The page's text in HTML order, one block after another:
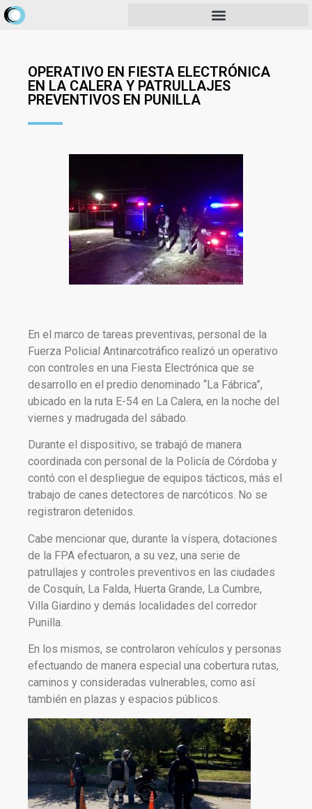
OPERATIVO EN FIESTA ELECTRÓNICA
EN LA CALERA Y PATRULLAJES
PREVENTIVOS EN PUNILLA
En el marco de tareas preventivas, personal de la
Fuerza Policial Antinarcotráfico realizó un operativo
con controles en una Fiesta Electrónica que se
desarrollo en el predio denominado “La Fábrica”,
ubicado en la ruta E-54 en La Calera, en la noche del
viernes y madrugada del sábado.
Durante el dispositivo, se trabajó de manera
coordinada con personal de la Policía de Córdoba y
contó con el despliegue de equipos tácticos, más el
trabajo de canes detectores de narcóticos. No se
registraron detenidos.
Cabe mencionar que, durante la víspera, dotaciones
de la FPA efectuaron, a su vez, una serie de
patrullajes y controles preventivos en las ciudades
de Cosquín, La Falda, Huerta Grande, La Cumbre,
Villa Giardino y demás localidades del corredor
Punilla.
En los mismos, se controlaron vehículos y personas
efectuando de manera especial una cobertura rutas,
caminos y consideradas vulnerables, como así
también en plazas y espacios públicos.